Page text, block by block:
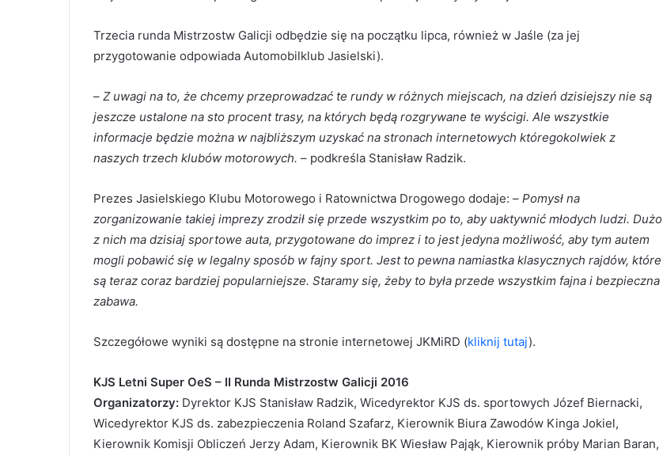
Trzecia runda Mistrzostw Galicji odbędzie się na początku lipca, również w Jaśle (za jej
przygotowanie odpowiada Automobilklub Jasielski).
– Z uwagi na to, że chcemy przeprowadzać te rundy w różnych miejscach, na dzień dzisiejszy nie są
jeszcze ustalone na sto procent trasy, na których będą rozgrywane te wyścigi. Ale wszystkie
informacje będzie można w najbliższym uzyskać na stronach internetowych któregokolwiek z
naszych trzech klubów motorowych. – podkreśla Stanisław Radzik.
Prezes Jasielskiego Klubu Motorowego i Ratownictwa Drogowego dodaje: – Pomysł na
zorganizowanie takiej imprezy zrodził się przede wszystkim po to, aby uaktywnić młodych ludzi. Dużo
z nich ma dzisiaj sportowe auta, przygotowane do imprez i to jest jedyna możliwość, aby tym autem
mogli pobawić się w legalny sposób w fajny sport. Jest to pewna namiastka klasycznych rajdów, które
są teraz coraz bardziej popularniejsze. Staramy się, żeby to była przede wszystkim fajna i bezpieczna
zabawa.
Szczegółowe wyniki są dostępne na stronie internetowej JKMiRD (kliknij tutaj).
KJS Letni Super OeS – II Runda Mistrzostw Galicji 2016
Organizatorzy: Dyrektor KJS Stanisław Radzik, Wicedyrektor KJS ds. sportowych Józef Biernacki,
Wicedyrektor KJS ds. zabezpieczenia Roland Szafarz, Kierownik Biura Zawodów Kinga Jokiel,
Kierownik Komisji Obliczeń Jerzy Adam, Kierownik BK Wiesław Pająk, Kierownik próby Marian Baran,